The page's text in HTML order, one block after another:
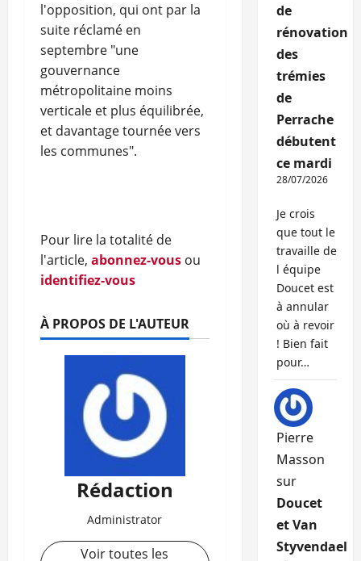
l'opposition, qui ont par la
suite réclamé en
septembre "une
gouvernance
métropolitaine moins
verticale et plus équilibrée,
et davantage tournée vers
les communes".
Pour lire la totalité de
l'article, abonnez-vous ou
identifiez-vous
À PROPOS DE L'AUTEUR
Rédaction
Administrator
Voir toutes les
de
rénovation
des
trémies
de
Perrache
débutent
ce mardi
28/07/2026
Je crois
que tout le
travaille de
l équipe
Doucet est
à annular
où à revoir
! Bien fait
pour…
Pierre
Masson
sur
Doucet
et Van
Styvendael